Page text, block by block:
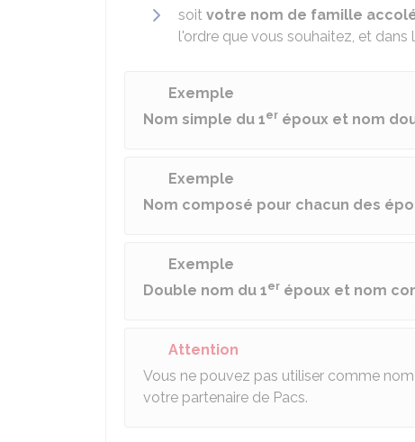
soit votre nom de famille
l'ordre que vous souhaitez, et
Exemple
Nom simple du 1er époux et nom
Exemple
Nom composé pour chacun des
Exemple
Double nom du 1er époux et nom
Attention
Vous ne pouvez pas utiliser comme
votre partenaire de Pacs.